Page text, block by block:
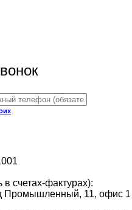
счетах-фактурах):
Промышленный, 11, офис 1